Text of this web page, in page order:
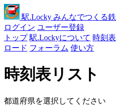
駅.Locky みんなでつくる
ログイン ユーザー登録
トップ 駅.Lockyについて 時刻
ロード フォーラム 使い方
時刻表リスト
都道府県を選択してください